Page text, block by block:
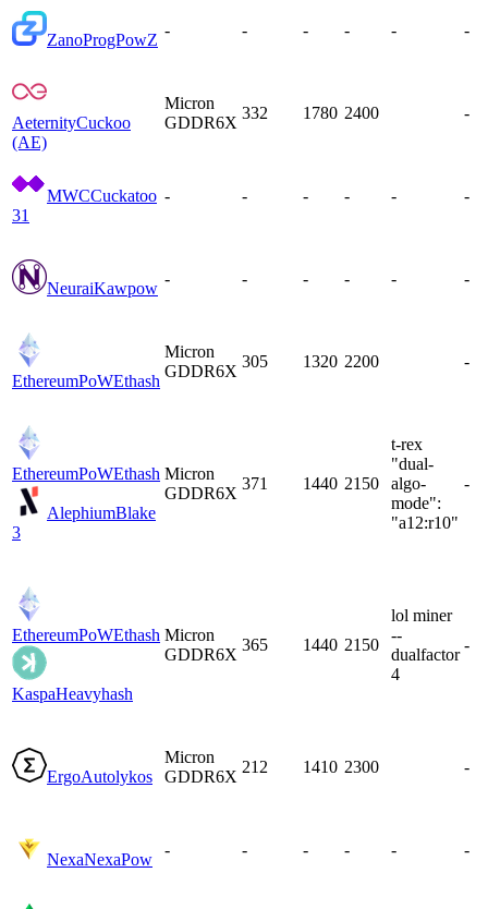
ZanoProgPowZ
- - - - - -
AeternityCuckoo
(AE)
Micron
GDDR6X
332 1780 2400 -
MWCCuckatoo
31
- - - - - -
NeuraiKawpow
- - - - - -
EthereumPoWEthash
Micron
GDDR6X
305 1320 2200 -
EthereumPoWEthash
AlephiumBlake
3
Micron
GDDR6X
371 1440 2150
t-rex
"dual-
algo-
mode":
"a12:r10"
-
EthereumPoWEthash
KaspaHeavyhash
Micron
GDDR6X
365 1440 2150
lol miner
--
dualfactor
4
-
ErgoAutolykos
Micron
GDDR6X
212 1410 2300 -
NexaNexaPow
- - - - - -